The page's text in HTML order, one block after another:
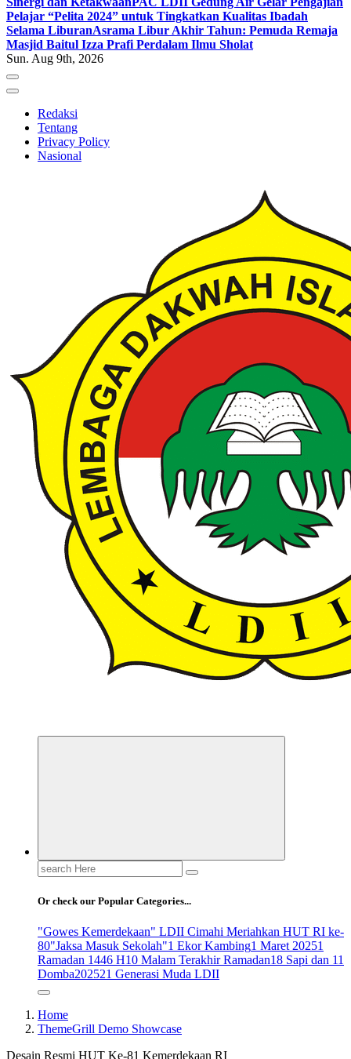
Pelajar “Pelita 2024” untuk Tingkatkan Kualitas Ibadah
Selama LiburanAsrama Libur Akhir Tahun: Pemuda Remaja
Masjid Baitul Izza Prafi Perdalam Ilmu Sholat
Sun. Aug 9th, 2026
Redaksi
Tentang
Privacy Policy
Nasional
Search
for:
Or check our Popular Categories...
"Gowes Kemerdekaan" LDII Cimahi Meriahkan HUT RI ke-
80"Jaksa Masuk Sekolah"1 Ekor Kambing1 Maret 20251
Ramadan 1446 H10 Malam Terakhir Ramadan18 Sapi dan 11
Domba202521 Generasi Muda LDII
Home
ThemeGrill Demo Showcase
Desain Resmi HUT Ke-81 Kemerdekaan RI